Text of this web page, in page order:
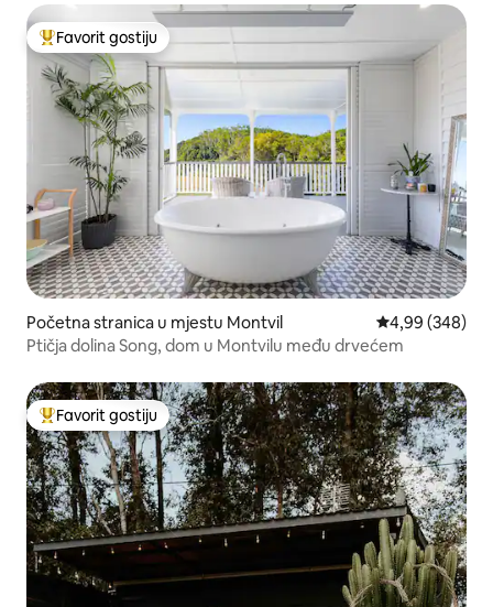
Glavni favorit gostiju
Favorit gostiju
Početna stranica u mjestu Montvil prosječna
4,99 (348)
Ptičja dolina Song, dom u Montvilu među drvećem
Glavni favorit gostiju
Favorit gostiju